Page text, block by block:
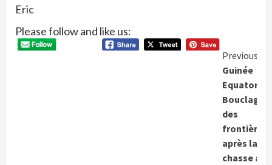
Eric
Please follow and like us:
Previous
Guinée
Bouclage
des
frontières
après la
chasse aux